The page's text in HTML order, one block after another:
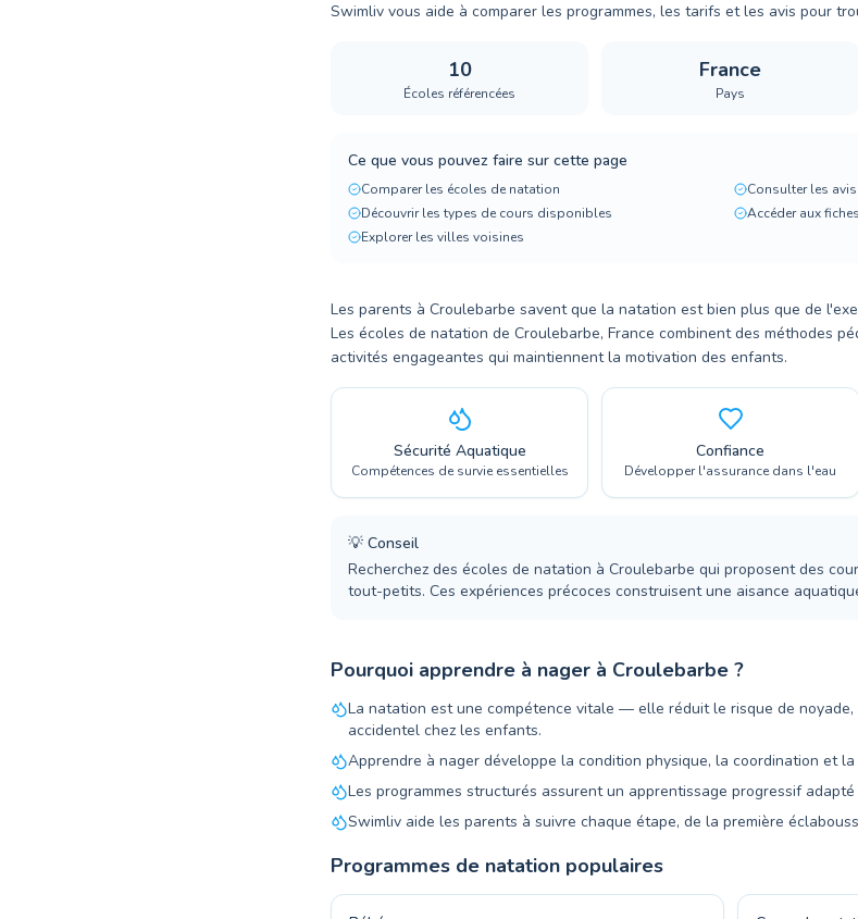
Swimliv vous aide à comparer les programmes, les tarifs et les avis pour
10
Écoles référencées
France
Pays
Ce que vous pouvez faire sur cette page
Comparer les écoles de natation
Consulter les
Découvrir les types de cours disponibles
Accéder aux
Explorer les villes voisines
Les parents à Croulebarbe savent que la natation est bien plus que de
Les écoles de natation de Croulebarbe, France combinent des méthodes
activités engageantes qui maintiennent la motivation des enfants.
Sécurité Aquatique
Compétences de survie essentielles
Confiance
Développer l'assurance dans l'eau
💡 Conseil
Recherchez des écoles de natation à Croulebarbe qui proposent des
tout-petits. Ces expériences précoces construisent une aisance
Pourquoi apprendre à nager à Croulebarbe ?
La natation est une compétence vitale — elle réduit le risque de noyade,
accidentel chez les enfants.
Apprendre à nager développe la condition physique, la coordination et
Les programmes structurés assurent un apprentissage progressif
Swimliv aide les parents à suivre chaque étape, de la première
Programmes de natation populaires